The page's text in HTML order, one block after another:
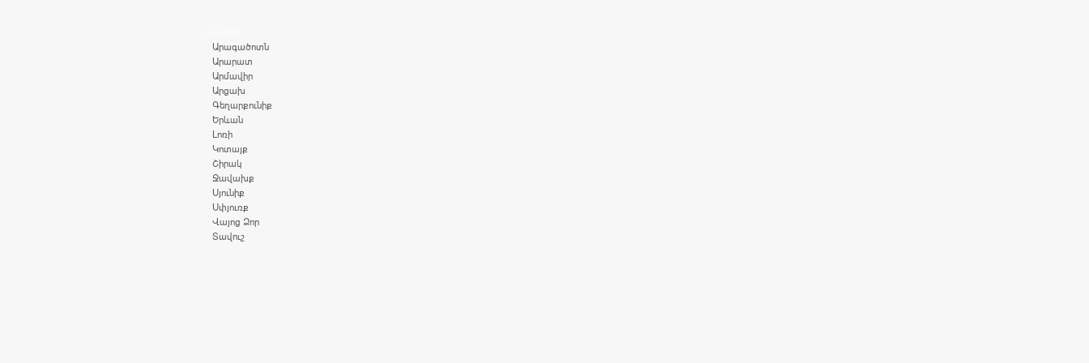
Արագածոտն
Արարատ
Արմավիր
Արցախ
Գեղարքունիք
Երևան
Լոռի
Կոտայք
Շիրակ
Ջավախք
Սյունիք
Սփյուռք
Վայոց Ձոր
Տավուշ